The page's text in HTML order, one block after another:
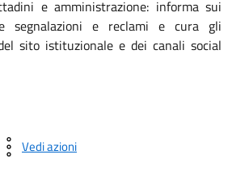
e amministrazione: informa sui
segnalazioni e reclami e cura gli
sito istituzionale e dei canali social
Vedi azioni